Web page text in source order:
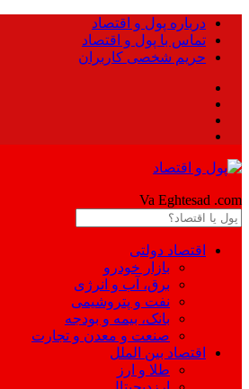
درباره پول و اقتصاد
تماس با پول و اقتصاد
حریم شخصی کاربران
Va Eghtesad .com
اقتصاد دولتی
بازار خودرو
برق، آب و انرژی
نفت و پتروشیمی
بانک، بیمه و بودجه
صنعت و معدن و تجارت
اقتصاد بین الملل
طلا و ارز